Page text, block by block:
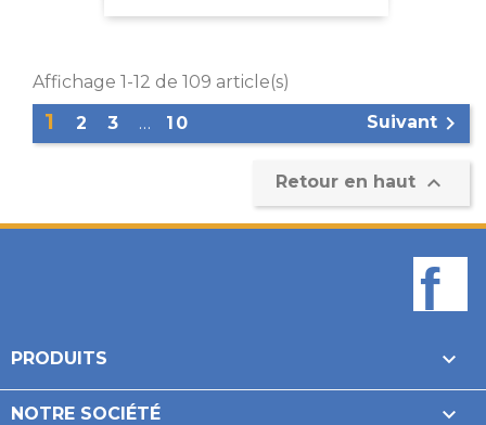
Affichage 1-12 de 109 article(s)
1 2 3 … 10 Suivant 
Retour en haut 
PRODUITS 
NOTRE SOCIÉTÉ 